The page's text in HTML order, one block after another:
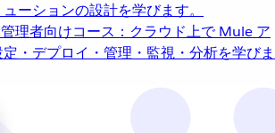
ーションの設計を学びます。
理者向けコース：クラウド上で Mule ア
・デプロイ・管理・監視・分析を学びま